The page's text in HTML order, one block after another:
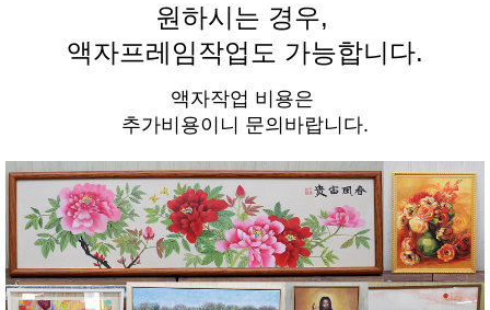
원하시는 경우,
액자프레임작업도 가능합니다.
액자작업 비용은
추가비용이니 문의바랍니다.